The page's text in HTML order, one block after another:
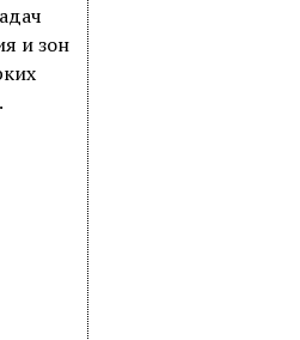
и зон